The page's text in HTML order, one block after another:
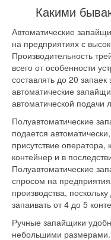
Какими
Автоматические
на предприятиях с
Производительность
всего от особенности
составлять до 20
автоматические
автоматической подачи
Полуавтоматические
подается
присутствие оператора,
контейнер и в
Полуавтоматические
спросом на
производства,
запаивать от 4 до 5
Ручные запайщики
небольшими размерами.